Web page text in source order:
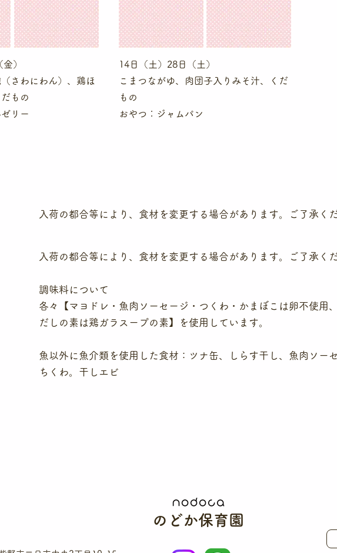
）
さわにわん）、鶏ほ
もの
リー
14日（土）28日（土）
こまつながゆ、肉団子入りみそ汁、くだ
もの
おやつ：ジャムパン
入荷の都合等により、食材を変更する場合があります。ご了承くだ
入荷の都合等により、食材を変更する場合があります。ご了承くだ
調味料について
各々【マヨドレ・魚肉ソーセージ・つくわ・かまぼこは卵不使用
だしの素は鶏ガラスープの素】を使用しています。
魚以外に魚介類を使用した食材：ツナ缶、しらす干し、魚肉ソーセ
ちくわ。干しエビ
のどか保育園